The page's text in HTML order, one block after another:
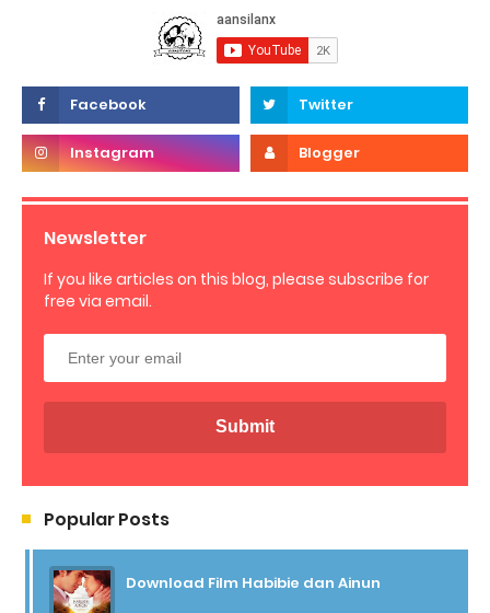
Newsletter
If you like articles on this blog, please subscribe for
free via email.
Popular Posts
Download Film Habibie dan Ainun